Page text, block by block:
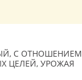
С ОТНОШЕНИЕМ
ЦЕЛЕЙ, УРОЖАЯ